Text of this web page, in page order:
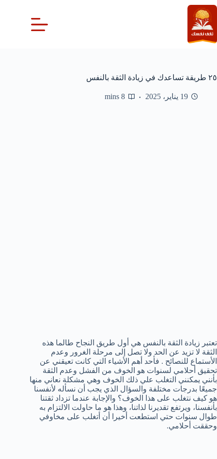
التجاوز
إلى
المحتوى
٢٥ طريقة تساعدك في زيادة الثقة بالنفس
19 يناير، 2025 8 mins
تعتبر زيادة الثقة بالنفس هي أول طريق النجاح طالما هذه
الثقة لا تزيد عن الحد ولا تصل إلى مرحلة الغرور وعدم
الأستماع للنصائح . فأحد أهم الأشياء التي كانت تعيقني عن
تحقيق أحلامي لسنوات هو الخوف من الفشل وعدم الثقة
بأنني يمكنني التغلب علي ذلك الخوف وهي مشكلة نعاني منها
جميعًا بدرجات مختلفة والسؤال الذي يجب أن نسأله لأنفسنا
هو كيف نتغلب على هذا الخوف؟ والإجابة عندما تزداد ثقتنا
بأنفسنا، ويرتفع تقديرنا لذاتنا، وهذا هو ما حاولت الالتزام به
طوال سنوات حتي استطعت أخيرا أن أتغلب على مخاوفي
وحققت أحلامي.